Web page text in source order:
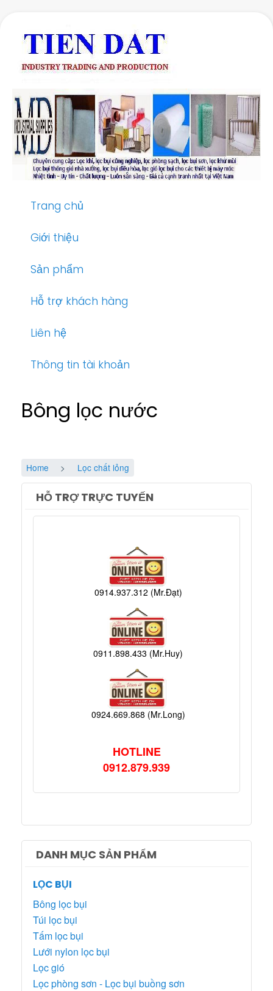
content
Trang chủ
Giới thiệu
Sản phẩm
Hỗ trợ khách hàng
Liên hệ
Thông tin tài khoản
Bông lọc nước
Home Lọc chất lỏng
HỖ TRỢ TRỰC TUYẾN
0914.937.312 (Mr.Đạt)
0911.898.433 (Mr.Huy)
0924.669.868 (Mr.Long)
HOTLINE
0912.879.939
DANH MỤC SẢN PHẨM
LỌC BỤI
Bông lọc bụi
Túi lọc bụi
Tấm lọc bụi
Lưới nylon lọc bụi
Lọc gió
Lọc phòng sơn - Lọc bụi buồng sơn